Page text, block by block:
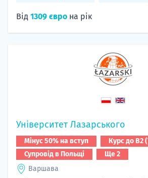
Від 1309 євро на рік
Університет Лазарського
Мінус 50% на вступ
Курс до B2
Супровід в Польщі
Ще 2
Варшава